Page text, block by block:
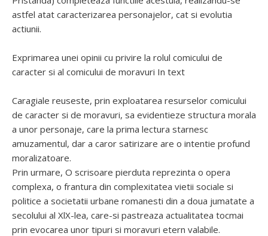
astfel atat caracterizarea personajelor, cat si evolutia
actiunii.
Exprimarea unei opinii cu privire la rolul comicului de
caracter si al comicului de moravuri In text
Caragiale reuseste, prin exploatarea resurselor comicului
de caracter si de moravuri, sa evidentieze structura morala
a unor personaje, care la prima lectura starnesc
amuzamentul, dar a caror satirizare are o intentie profund
moralizatoare.
Prin urmare, O scrisoare pierduta reprezinta o opera
complexa, o frantura din complexitatea vietii sociale si
politice a societatii urbane romanesti din a doua jumatate a
secolului al XlX-lea, care-si pastreaza actualitatea tocmai
prin evocarea unor tipuri si moravuri etern valabile.